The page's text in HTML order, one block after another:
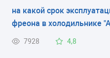
морозилка так и не
пжл.,что должно гореть
вкл.морозильную камеру
разморозке. Спасибо.
на какой срок
фреона в холодильнике
7928 4,8